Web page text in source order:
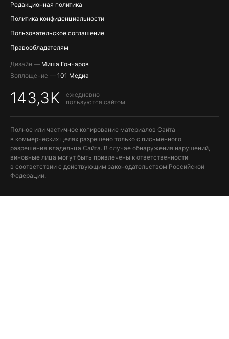
Редакционная политика
Политика конфиденциальности
Пользовательское соглашение
Правообладателям
Дизайн — Миша Гончаров
Воплощение — 101 Медиа
143,3K
ежедневно
пользуются сайтом
Полное или частичное копирование материалов Сайта
в коммерческих целях разрешено только с письменного
разрешения владельца Сайта. В случае обнаружения нарушений,
виновные лица могут быть привлечены к ответственности
в соответствии с действующим законодательством Российской
Федерации.